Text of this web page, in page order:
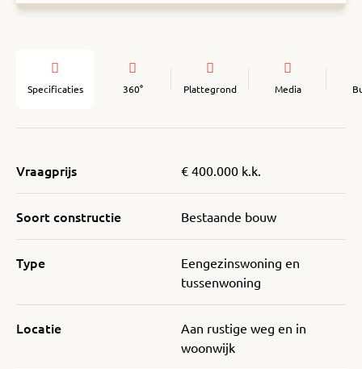
Specificaties 360° Plattegrond Media
Vraagprijs € 400.000 k.k.
Soort constructie Bestaande bouw
Type
Eengezinswoning en
tussenwoning
Locatie
Aan rustige weg en in
woonwijk